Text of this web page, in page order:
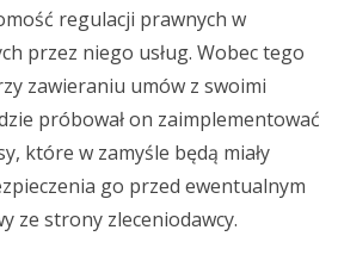
regulacji prawnych w
przez niego usług. Wobec tego
zawieraniu umów z swoimi
próbował on zaimplementować
które w zamyśle będą miały
go przed ewentualnym
ze strony zleceniodawcy.